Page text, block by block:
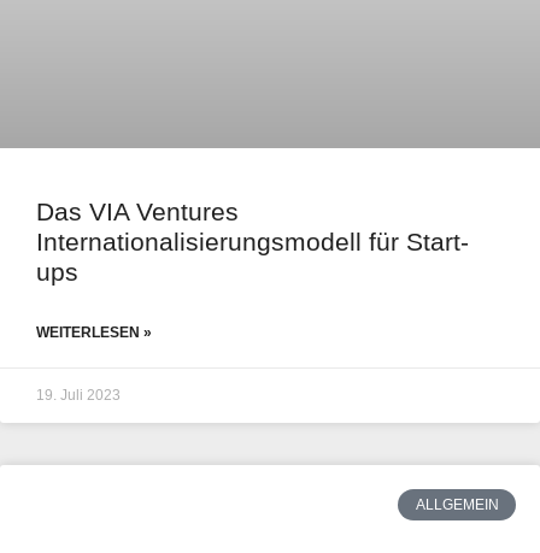
Das VIA Ventures
Internationalisierungsmodell für Start-
ups
WEITERLESEN »
19. Juli 2023
ALLGEMEIN